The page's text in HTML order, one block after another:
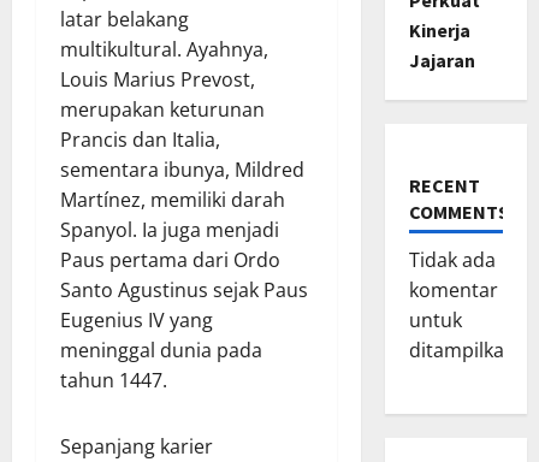
latar belakang
multikultural. Ayahnya,
Louis Marius Prevost,
merupakan keturunan
Prancis dan Italia,
sementara ibunya, Mildred
Martínez, memiliki darah
Spanyol. Ia juga menjadi
Paus pertama dari Ordo
Santo Agustinus sejak Paus
Eugenius IV yang
meninggal dunia pada
tahun 1447.
Sepanjang karier
Kinerja
Jajaran
RECENT
COMMENTS
Tidak ada
komentar
untuk
ditampilkan.